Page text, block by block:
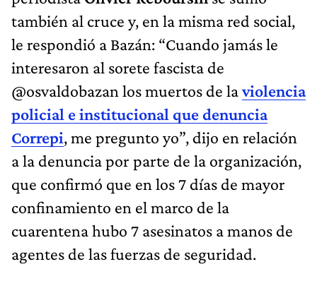
también al cruce y, en la misma red social,
le respondió a Bazán: “Cuando jamás le
interesaron al sorete fascista de
@osvaldobazan los muertos de laviolencia
policial e institucional que denuncia
Correpi, me pregunto yo”, dijo en relación
a la denuncia por parte de la organización,
que confirmó que en los 7 días de mayor
confinamiento en el marco de la
cuarentena hubo 7 asesinatos a manos de
agentes de las fuerzas de seguridad.